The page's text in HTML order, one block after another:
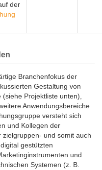
der
Branchenfokus der
Gestaltung von
Projektliste unten),
Anwendungsbereiche
versteht sich
und Kollegen der
und somit auch
gestützten
und
Systemen (z. B.